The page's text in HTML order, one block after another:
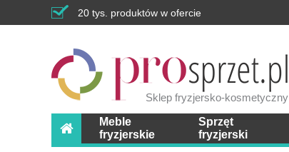
20 tys. produktów w ofercie
Sklep fryzjersko-kosmetyczny
Meble
fryzjerskie
Sprzęt
fryzjerski